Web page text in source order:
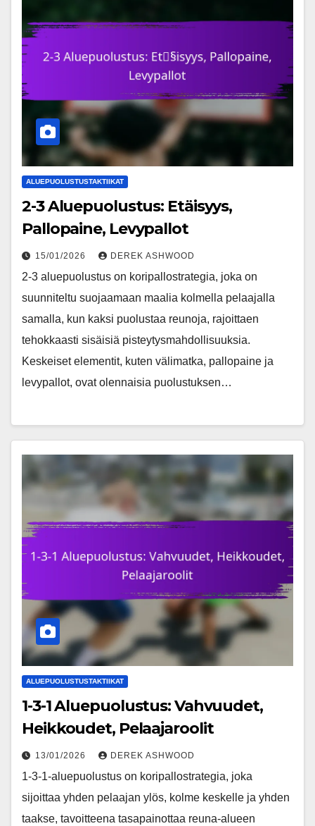
ALUEPUOLUSTUSTAKTIIKAT
2-3 Aluepuolustus: Etäisyys,
Pallopaine, Levypallot
15/01/2026 DEREK ASHWOOD
2-3 aluepuolustus on koripallostrategia, joka on
suunniteltu suojaamaan maalia kolmella pelaajalla
samalla, kun kaksi puolustaa reunoja, rajoittaen
tehokkaasti sisäisiä pisteytysmahdollisuuksia.
Keskeiset elementit, kuten välimatka, pallopaine ja
levypallot, ovat olennaisia puolustuksen…
ALUEPUOLUSTUSTAKTIIKAT
1-3-1 Aluepuolustus: Vahvuudet,
Heikkoudet, Pelaajaroolit
13/01/2026 DEREK ASHWOOD
1-3-1-aluepuolustus on koripallostrategia, joka
sijoittaa yhden pelaajan ylös, kolme keskelle ja yhden
taakse, tavoitteena tasapainottaa reuna-alueen